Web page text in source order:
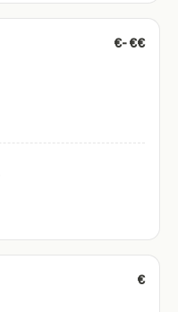
€-€€
€